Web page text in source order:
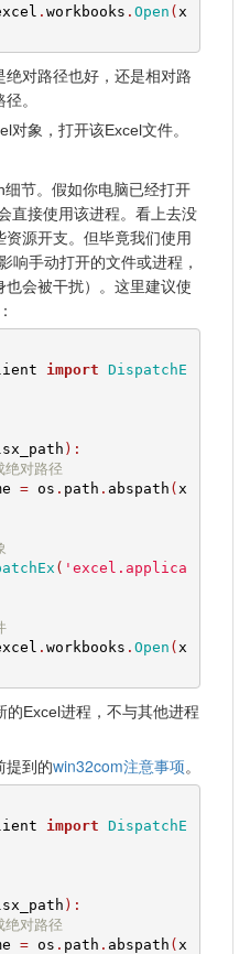
. workbooks . Open ( x
对路径也好，还是相对路
。
对象，打开该Excel文件。
节。假如你电脑已经打开
直接使用该进程。看上去没
源开支。但毕竟我们使用
响手动打开的文件或进程，
会被干扰）。这里建议使
import DispatchE
):
绝对路径
= os . path . abspath ( x
( 'excel.applica
. workbooks . Open ( x
的Excel进程，不与其他进程
提到的win32com注意事项。
import DispatchE
):
绝对路径
= os . path . abspath ( x